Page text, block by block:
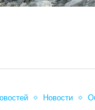
Новости